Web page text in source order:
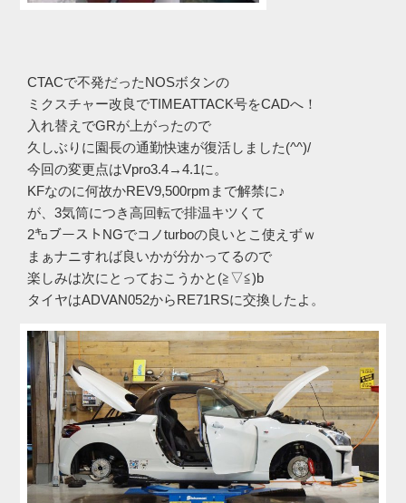
CTACで不発だったNOSボタンの
ミクスチャー改良でTIMEATTACK号をCADへ！
入れ替えでGRが上がったので
久しぶりに園長の通勤快速が復活しました(^^)/
今回の変更点はVpro3.4→4.1に。
KFなのに何故かREV9,500rpmまで解禁に♪
が、3気筒につき高回転で排温キツくて
2㌔ブーストNGでコノturboの良いとこ使えずｗ
まぁナニすれば良いかが分かってるので
楽しみは次にとっておこうかと(≧▽≦)b
タイヤはADVAN052からRE71RSに交換したよ。